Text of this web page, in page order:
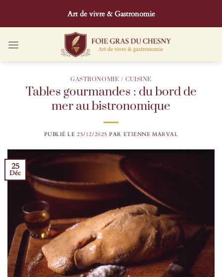
contenu
Art de vivre & Gastronomie
GASTRONOMIE / CUISINE
Tables gourmandes : du bord de
mer au bistronomique
PUBLIÉ LE25/12/2025 PAR ETIENNE MARVAL
25
Déc